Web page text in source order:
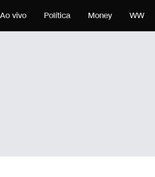
para o conteúdo
Ao vivo Política Money WW